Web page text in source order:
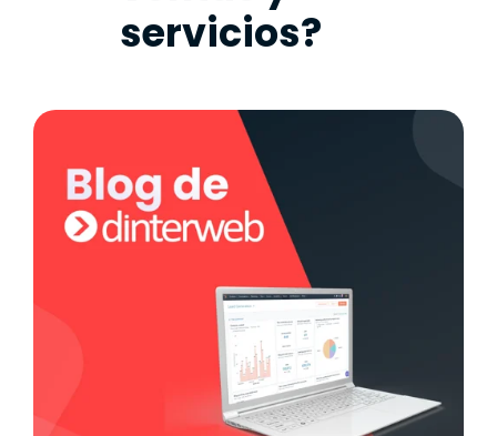
servicios?